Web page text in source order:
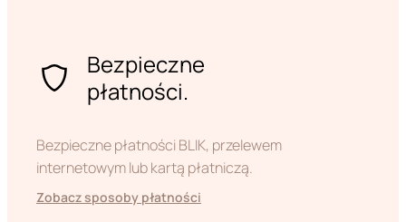
Bezpieczne
płatności.
Bezpieczne płatności BLIK, przelewem
internetowym lub kartą płatniczą.
Zobacz sposoby płatności